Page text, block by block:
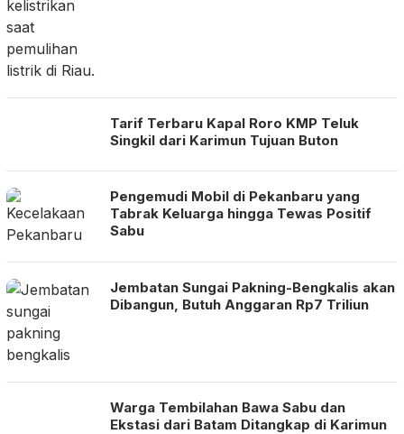
Tarif Terbaru Kapal Roro KMP Teluk
Singkil dari Karimun Tujuan Buton
Pengemudi Mobil di Pekanbaru yang
Tabrak Keluarga hingga Tewas Positif
Sabu
Jembatan Sungai Pakning-Bengkalis akan
Dibangun, Butuh Anggaran Rp7 Triliun
Warga Tembilahan Bawa Sabu dan
Ekstasi dari Batam Ditangkap di Karimun